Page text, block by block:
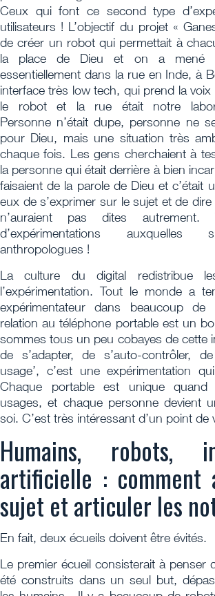
Ceux qui font ce second type
utilisateurs ! L’objectif du projet «
de créer un robot qui permettait à
la place de Dieu et on a mené
essentiellement dans la rue en Inde, à
interface très low tech, qui prend la
le robot et la rue était notre
Personne n’était dupe, personne ne
pour Dieu, mais une situation très
chaque fois. Les gens cherchaient à
la personne qui était derrière à bien
faisaient de la parole de Dieu et c’était
eux de s’exprimer sur le sujet et de
n’auraient pas dites
d’expérimentations auxquelles
anthropologues !
La culture du digital redistribue
l’expérimentation. Tout le monde a
expérimentateur dans beaucoup de
relation au téléphone portable est un
sommes tous un peu cobayes de cette
de s’adapter, de s’auto-contrôler,
usage’, c’est une expérimentation
Chaque portable est unique
usages, et chaque personne devient
soi. C’est très intéressant d’un point de
Humains, robots,
artificielle : comment
sujet et articuler les
En fait, deux écueils doivent être évités.
Le premier écueil consisterait à penser
été construits dans un seul but,